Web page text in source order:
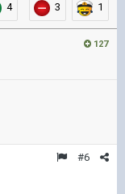
4 3 1
127
#6